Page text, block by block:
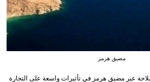
مضيق هرمز
عبر مضيق هرمز في تأثيرات واسعة على التجارة